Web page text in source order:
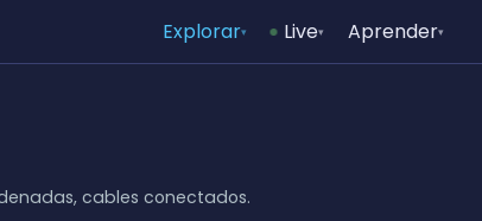
Explorar▾ Live▾ Aprender▾
cables conectados.